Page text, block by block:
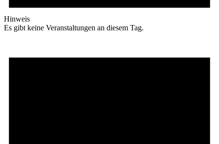
Hinweis
Es gibt keine Veranstaltungen an diesem Tag.